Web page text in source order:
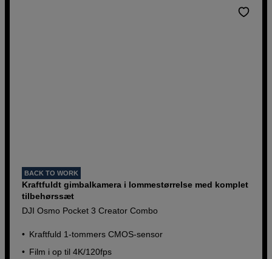
BACK TO WORK
Kraftfuldt gimbalkamera i lommestørrelse med komplet
tilbehørssæt
DJI Osmo Pocket 3 Creator Combo
Kraftfuld 1-tommers CMOS-sensor
Film i op til 4K/120fps